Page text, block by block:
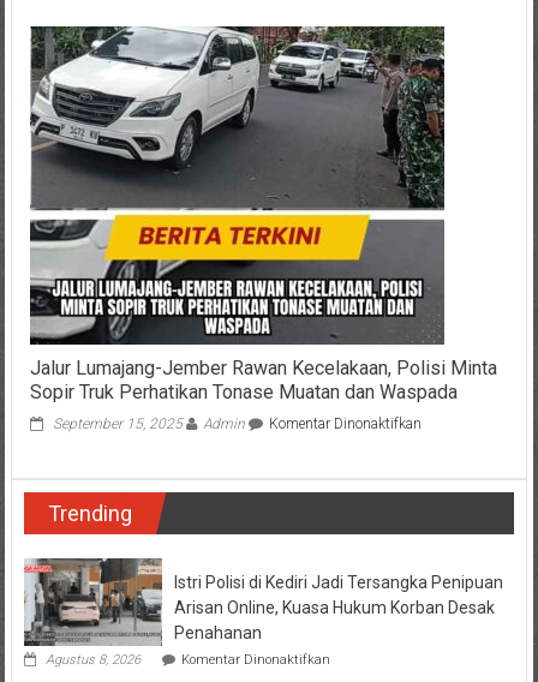
Pasutri
di
Situbondo
Ditemukan
Tewas,
Suami
Habisi
Istri
Pakai
Racun
Jalur Lumajang-Jember Rawan Kecelakaan, Polisi Minta
Sopir Truk Perhatikan Tonase Muatan dan Waspada
September 15, 2025 Admin Komentar Dinonaktifkanpada
Minta
Truk
Trending
Istri Polisi di Kediri Jadi Tersangka Penipuan
Arisan Online, Kuasa Hukum Korban Desak
Penahanan
Agustus 8, 2026 Komentar Dinonaktifkan